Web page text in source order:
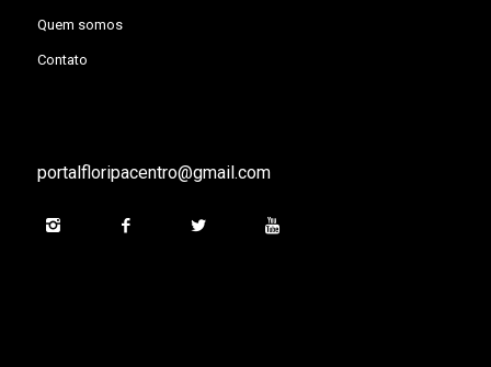
Quem somos
Contato
portalfloripacentro@gmail.com